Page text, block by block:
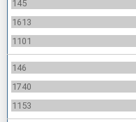
145
1613
1101
146
1740
1153